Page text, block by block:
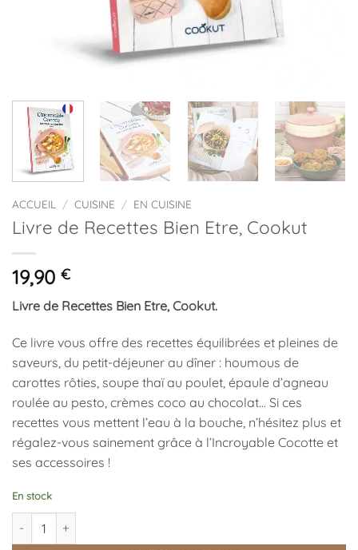
ACCUEIL / CUISINE / EN CUISINE
Livre de Recettes Bien Etre, Cookut
19,90 €
Livre de Recettes Bien Etre, Cookut.
Ce livre vous offre des recettes équilibrées et pleines de
saveurs, du petit-déjeuner au dîner : houmous de
carottes rôties, soupe thaï au poulet, épaule d’agneau
roulée au pesto, crèmes coco au chocolat… Si ces
recettes vous mettent l’eau à la bouche, n’hésitez plus et
régalez-vous sainement grâce à l’Incroyable Cocotte et
ses accessoires !
En stock
quantité de Livre de Recettes Bien Etre, Cookut